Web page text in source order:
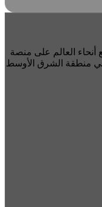
العالم على منصة
منطقة الشرق الأوسط